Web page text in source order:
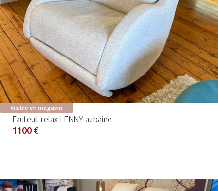
Visible en magasin
Fauteuil relax LENNY aubaine
1100 €